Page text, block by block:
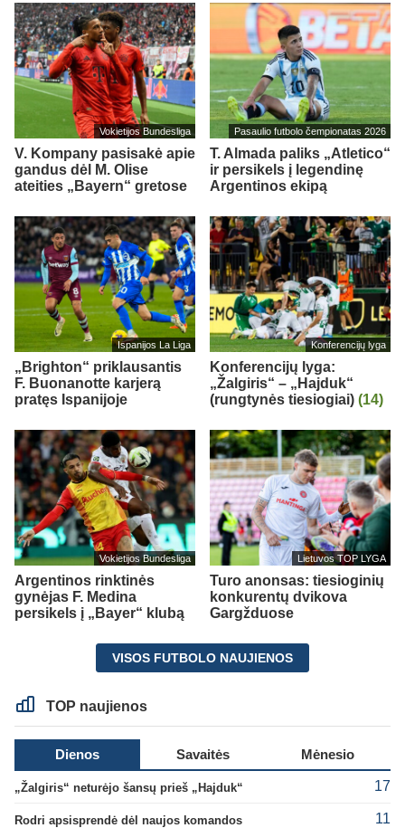
Vokietijos Bundesliga
V. Kompany pasisakė apie
gandus dėl M. Olise
ateities „Bayern“ gretose
Pasaulio futbolo čempionatas 2026
T. Almada paliks „Atletico“
ir persikels į legendinę
Argentinos ekipą
Ispanijos La Liga
„Brighton“ priklausantis
F. Buonanotte karjerą
pratęs Ispanijoje
Konferencijų lyga
Konferencijų lyga:
„Žalgiris“ – „Hajduk“
(rungtynės tiesiogiai) (14)
Vokietijos Bundesliga
Argentinos rinktinės
gynėjas F. Medina
persikels į „Bayer“ klubą
Lietuvos TOP LYGA
Turo anonsas: tiesioginių
konkurentų dvikova
Gargžduose
VISOS FUTBOLO NAUJIENOS
TOP naujienos
Dienos Savaitės Mėnesio
„Žalgiris“ neturėjo šansų prieš „Hajduk“ 17
Rodri apsisprendė dėl naujos komandos 11